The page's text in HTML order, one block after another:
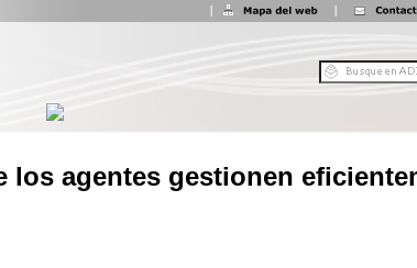
los agentes gestionen